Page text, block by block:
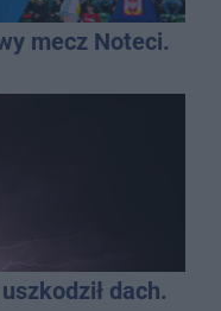
mecz Noteci.
dach.